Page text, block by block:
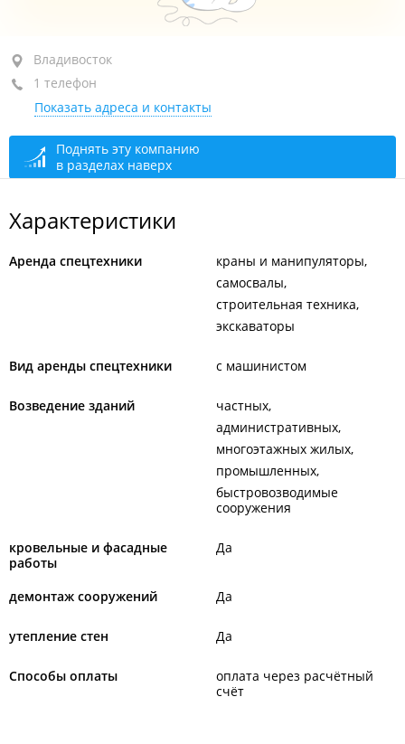
ул. Патрокл, 22
+7 924 268-57-45
сегодня закрыто
Владивосток
1 телефон
Показать адреса и контакты
Поднять эту компанию
в разделах наверх
Характеристики
Аренда спецтехники
краны и манипуляторы
самосвалы
строительная техника
экскаваторы
Вид аренды спецтехники с машинистом
Возведение зданий
частных
административных
многоэтажных жилых
промышленных
быстровозводимые
сооружения
кровельные и фасадные
работы
Да
демонтаж сооружений Да
утепление стен Да
Способы оплаты
оплата через расчётный
счёт